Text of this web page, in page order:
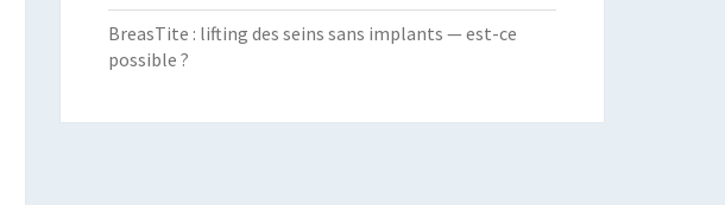
BreasTite : lifting des seins sans implants — est-ce
possible ?